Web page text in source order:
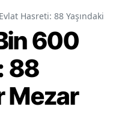
Hasreti: 88 Yaşındaki
600
88
Mezar